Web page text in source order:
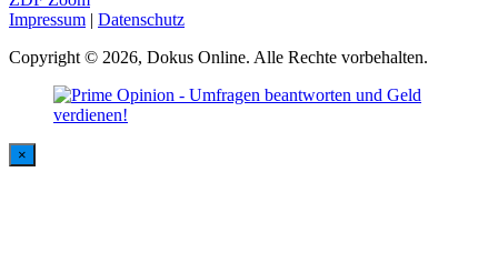
Impressum | Datenschutz
Copyright © 2026, Dokus Online. Alle Rechte vorbehalten.
×